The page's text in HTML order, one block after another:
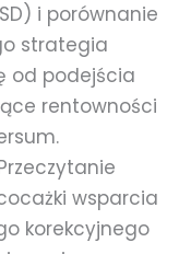
i porównanie
strategia
od podejścia
rentowności
wsparcia
korekcyjnego